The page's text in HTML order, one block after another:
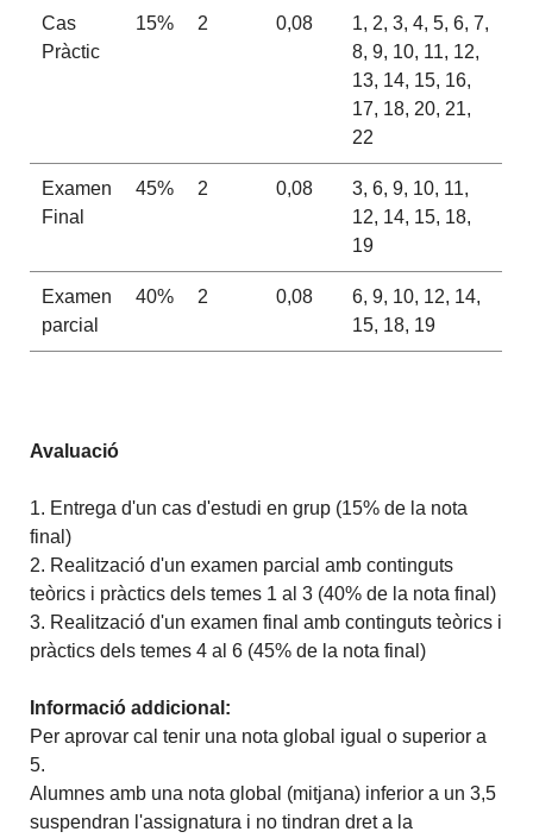
Cas
Pràctic
15% 2 0,08
1, 2, 3, 4, 5, 6, 7,
8, 9, 10, 11, 12,
13, 14, 15, 16,
17, 18, 20, 21,
22
Examen
Final
45% 2 0,08
3, 6, 9, 10, 11,
12, 14, 15, 18,
19
Examen
parcial
40% 2 0,08
6, 9, 10, 12, 14,
15, 18, 19
Avaluació
1. Entrega d'un cas d'estudi en grup (15% de la nota
final)
2. Realització d'un examen parcial amb continguts
teòrics i pràctics dels temes 1 al 3 (40% de la nota final)
3. Realització d'un examen final amb continguts teòrics i
pràctics dels temes 4 al 6 (45% de la nota final)
Informació addicional:
Per aprovar cal tenir una nota global igual o superior a
5.
Alumnes amb una nota global (mitjana) inferior a un 3,5
suspendran l'assignatura i no tindran dret a la